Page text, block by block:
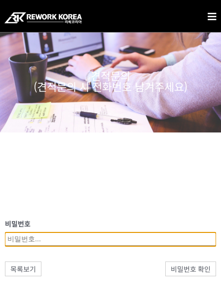
견적문의
(견적문의 시 전화번호 남겨주세요)
비밀번호
목록보기 비밀번호 확인